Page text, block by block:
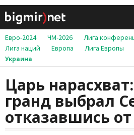
Евро-2024 ЧМ-2026 Лига
Лига наций
Европа Лига Европы
Украина
Царь
гранд выбрал
отказавшись от